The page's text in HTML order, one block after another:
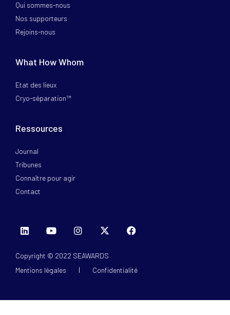
Qui sommes-nous
Nos supporteurs
Rejoins-nous
What How Whom
Etat des lieux
Cryo-séparation™
Ressources
Journal
Tribunes
Connaître pour agir
Contact
Copyright © 2022 SEAWARDS
Mentions légales
Confidentialité